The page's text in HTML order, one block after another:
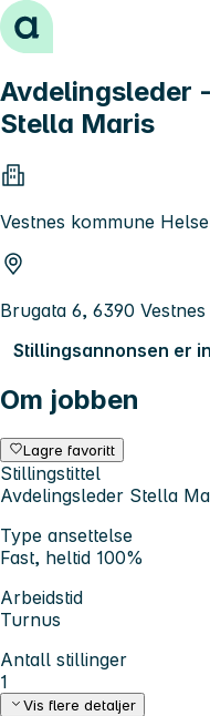
Hopp til innhold
Avdelingsleder
Stella Maris
Vestnes kommune
Brugata 6, 6390 Vestnes
Stillingsannonsen er
Om jobben
Lagre favoritt
Stillingstittel
Avdelingsleder Stella
Type ansettelse
Fast, heltid 100%
Arbeidstid
Turnus
Antall stillinger
1
Vis flere detaljer